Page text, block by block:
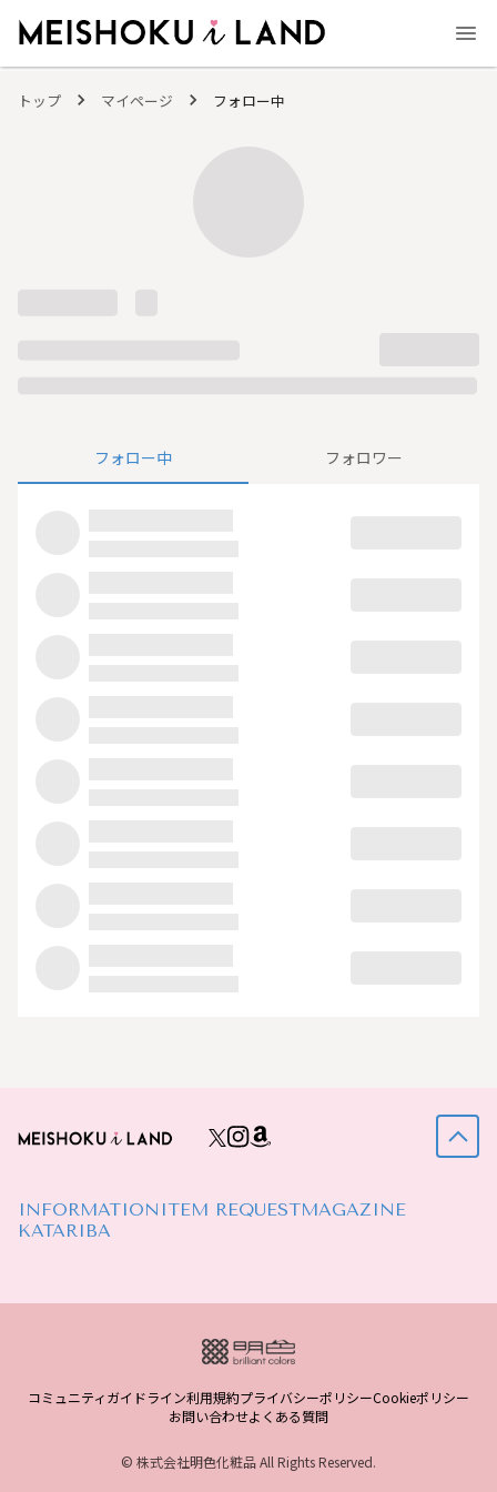
トップ マイページ フォロー中
フォロー中 フォロワー
INFORMATION ITEM REQUESTMAGAZINE
KATARIBA
コミュニティガイドライン利用規約プライバシーポリシーCookieポリシー
お問い合わせよくある質問
© 株式会社明色化粧品 All Rights Reserved.